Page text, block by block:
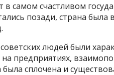
самом счастливом
позади, страна
людей были
на предприятиях,
сплочена и